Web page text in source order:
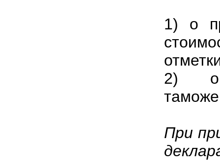
1) о
2) о
При